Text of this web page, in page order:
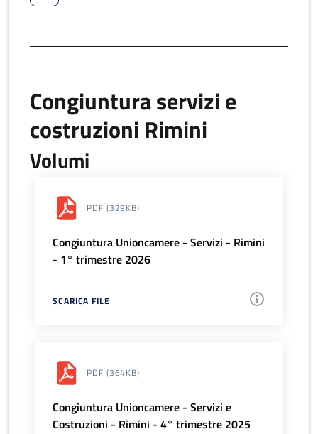
Congiuntura servizi e
costruzioni Rimini
Volumi
PDF (329KB)
Congiuntura Unioncamere - Servizi - Rimini
- 1° trimestre 2026
SCARICA FILE
PDF (364KB)
Congiuntura Unioncamere - Servizi e
Costruzioni - Rimini - 4° trimestre 2025